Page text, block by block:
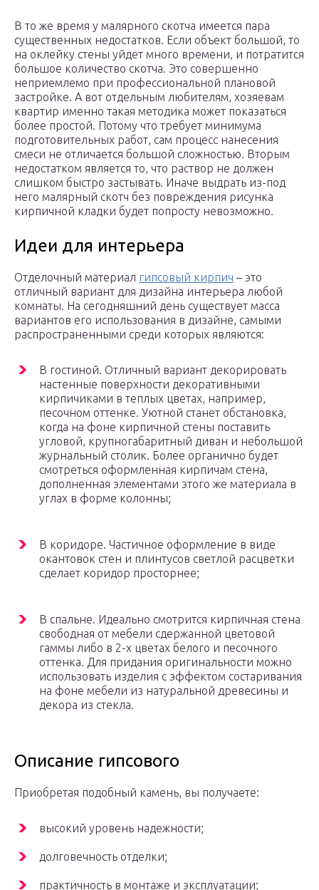
В то же время у малярного скотча имеется пара
существенных недостатков. Если объект большой, то
на оклейку стены уйдет много времени, и потратится
большое количество скотча. Это совершенно
неприемлемо при профессиональной плановой
застройке. А вот отдельным любителям, хозяевам
квартир именно такая методика может показаться
более простой. Потому что требует минимума
подготовительных работ, сам процесс нанесения
смеси не отличается большой сложностью. Вторым
недостатком является то, что раствор не должен
слишком быстро застывать. Иначе выдрать из-под
него малярный скотч без повреждения рисунка
кирпичной кладки будет попросту невозможно.
Идеи для интерьера
Отделочный материал гипсовый кирпич – это
отличный вариант для дизайна интерьера любой
комнаты. На сегодняшний день существует масса
вариантов его использования в дизайне, самыми
распространенными среди которых являются:
В гостиной. Отличный вариант декорировать
настенные поверхности декоративными
кирпичиками в теплых цветах, например,
песочном оттенке. Уютной станет обстановка,
когда на фоне кирпичной стены поставить
угловой, крупногабаритный диван и небольшой
журнальный столик. Более органично будет
смотреться оформленная кирпичам стена,
дополненная элементами этого же материала в
углах в форме колонны;
В коридоре. Частичное оформление в виде
окантовок стен и плинтусов светлой расцветки
сделает коридор просторнее;
В спальне. Идеально смотрится кирпичная стена
свободная от мебели сдержанной цветовой
гаммы либо в 2-х цветах белого и песочного
оттенка. Для придания оригинальности можно
использовать изделия с эффектом состаривания
на фоне мебели из натуральной древесины и
декора из стекла.
Описание гипсового
Приобретая подобный камень, вы получаете:
высокий уровень надежности;
долговечность отделки;
практичность в монтаже и эксплуатации;